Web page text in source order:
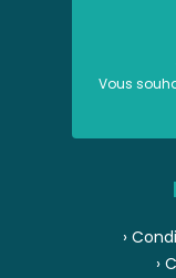
Vous
›
›